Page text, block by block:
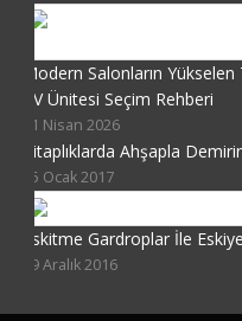
Modern Salonların Yükselen
TV Ünitesi Seçim Rehberi
21 Nisan 2026
Kitaplıklarda Ahşapla
15 Ocak 2017
Eskitme Gardroplar İle
19 Aralık 2016